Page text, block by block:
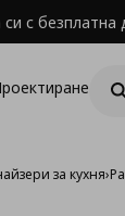
с
за кухня›